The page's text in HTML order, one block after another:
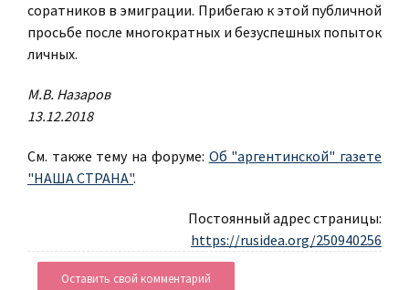
соратников в эмиграции. Прибегаю к этой публичной
просьбе после многократных и безуспешных попыток
личных.
М.В. Назаров
13.12.2018
См. также тему на форуме: Об "аргентинской" газете
"НАША СТРАНА".
Постоянный адрес страницы:
https://rusidea.org/250940256
Оставить свой комментарий